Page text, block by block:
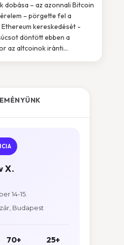
dobása – az azonnali Bitcoin
– pörgette fel a
kereskedését -
döntött ebben a
az altcoinok iránti...
X.
14-15.
Budapest
70+ 25+